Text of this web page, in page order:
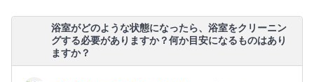
浴室がどのような状態になったら、浴室をクリーニン
グする必要がありますか？何か目安になるものはあり
ますか？